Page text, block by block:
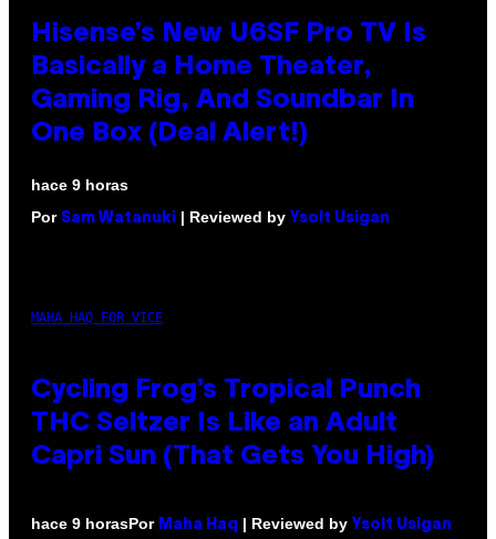
Hisense’s New U6SF Pro TV Is
Basically a Home Theater,
Gaming Rig, And Soundbar In
One Box (Deal Alert!)
hace 9 horas
Por Sam Watanuki | Reviewed by Ysolt Usigan
MAHA HAQ FOR VICE
Cycling Frog’s Tropical Punch
THC Seltzer Is Like an Adult
Capri Sun (That Gets You High)
hace 9 horasPor Maha Haq | Reviewed by Ysolt Usigan